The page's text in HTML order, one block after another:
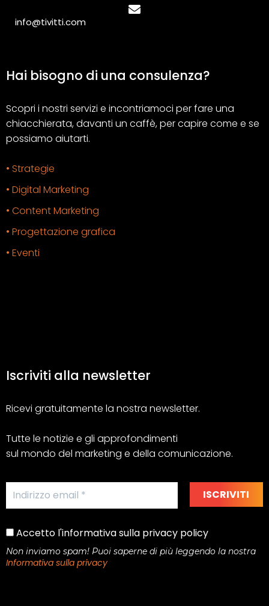
info@tivitti.com
Hai bisogno di una consulenza?
Scopri i nostri servizi e incontriamoci per fare una
chiacchierata, davanti un caffè, per capire come e se
possiamo aiutarti.
• Strategie
• Digital Marketing
• Content Marketing
• Progettazione grafica
• Eventi
Iscriviti alla newsletter
Ricevi gratuitamente la nostra newsletter.
Tutte le notizie e gli approfondimenti
sul mondo del marketing e della comunicazione.
Accetto l'informativa sulla privacy policy
Non inviamo spam! Puoi saperne di più leggendo la nostra
Informativa sulla privacy